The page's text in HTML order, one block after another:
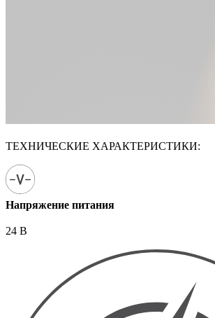
ТЕХНИЧЕСКИЕ ХАРАКТЕРИСТИКИ:
Напряжение питания
24 В